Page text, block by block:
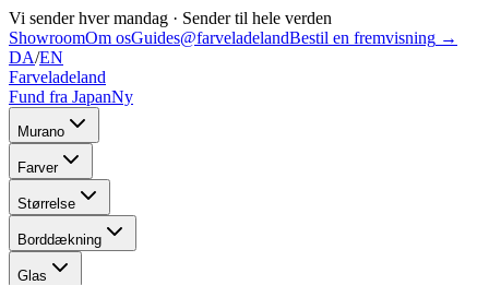
Vi sender hver mandag · Sender til hele verden
ShowroomOm osGuides@farveladelandBestil en fremvisning →
DA/EN
Farveladeland
Fund fra JapanNy
Murano
Farver
Størrelse
Borddækning
Glas